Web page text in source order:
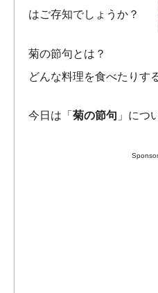
はご存知でしょうか？
菊の節句とは？
どんな料理を食べたりす
今日は「 菊の節句 」につ